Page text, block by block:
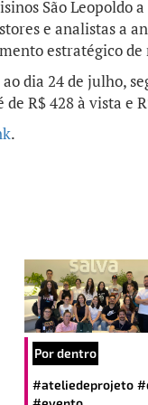
São Leopoldo
e analistas a
estratégico de
dia 24 de julho,
R$ 428 à vista e
.
Por dentro
#ateliedeprojeto